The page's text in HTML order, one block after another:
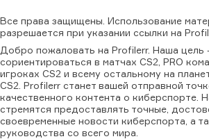
Все права защищены. Использование
разрешается при указании ссылки на
Добро пожаловать на Profilerr. Наша цель
сориентироваться в матчах CS2, PRO
игроках CS2 и всему остальному на
CS2. Profilerr станет вашей отправной
качественного контента о киберспорте.
стремятся предоставлять точные,
своевременные новости киберспорта, а
руководства со всего мира.